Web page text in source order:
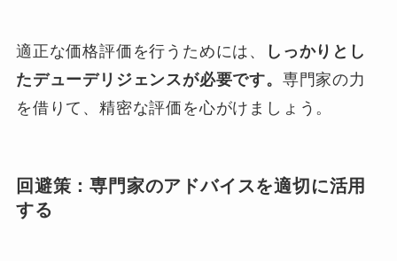
適正な価格評価を行うためには、
しっかりとし
たデューデリジェンスが必要です。 専門家の力
を借りて、精密な評価を心がけましょう。
回避策：専門家のアドバイスを適切に活用
する